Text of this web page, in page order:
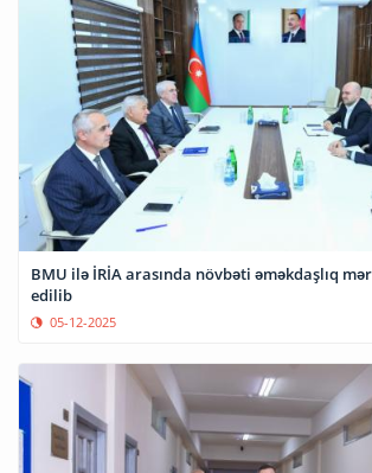
BMU ilə İRİA arasında növbəti əməkdaşlıq
edilib
05-12-2025